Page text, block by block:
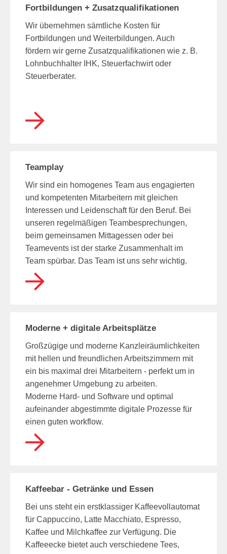
Fortbildungen + Zusatzqualifikationen
Wir übernehmen sämtliche Kosten für
Fortbildungen und Weiterbildungen. Auch
fördern wir gerne Zusatzqualifikationen wie z. B.
Lohnbuchhalter IHK, Steuerfachwirt oder
Steuerberater.
Teamplay
Wir sind ein homogenes Team aus engagierten
und kompetenten Mitarbeitern mit gleichen
Interessen und Leidenschaft für den Beruf. Bei
unseren regelmäßigen Teambesprechungen,
beim gemeinsamen Mittagessen oder bei
Teamevents ist der starke Zusammenhalt im
Team spürbar. Das Team ist uns sehr wichtig.
Moderne + digitale Arbeitsplätze
Großzügige und moderne Kanzleiräumlichkeiten
mit hellen und freundlichen Arbeitszimmern mit
ein bis maximal drei Mitarbeitern - perfekt um in
angenehmer Umgebung zu arbeiten.
Moderne Hard- und Software und optimal
aufeinander abgestimmte digitale Prozesse für
einen guten workflow.
Kaffeebar - Getränke und Essen
Bei uns steht ein erstklassiger Kaffeevollautomat
für Cappuccino, Latte Macchiato, Espresso,
Kaffee und Milchkaffee zur Verfügung. Die
Kaffeeecke bietet auch verschiedene Tees,